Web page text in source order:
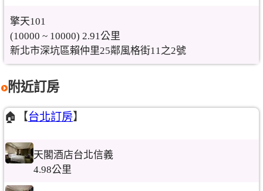
擎天101
(10000 ~ 10000) 2.91公里
新北市深坑區賴仲里25鄰風格街11之2號
附近訂房
🏠【台北訂房】
天閣酒店台北信義
4.98公里